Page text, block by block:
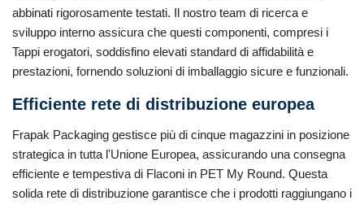
abbinati rigorosamente testati. Il nostro team di ricerca e
sviluppo interno assicura che questi componenti, compresi i
Tappi erogatori, soddisfino elevati standard di affidabilità e
prestazioni, fornendo soluzioni di imballaggio sicure e funzionali.
Efficiente rete di distribuzione europea
Frapak Packaging gestisce più di cinque magazzini in posizione
strategica in tutta l'Unione Europea, assicurando una consegna
efficiente e tempestiva di Flaconi in PET My Round. Questa
solida rete di distribuzione garantisce che i prodotti raggiungano i